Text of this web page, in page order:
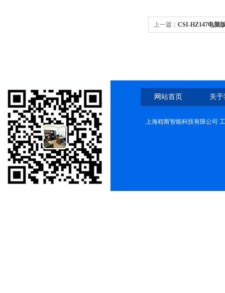
上一篇： CSI-HZ147电脑
网站首页 关
上海程斯智能科技有限公司